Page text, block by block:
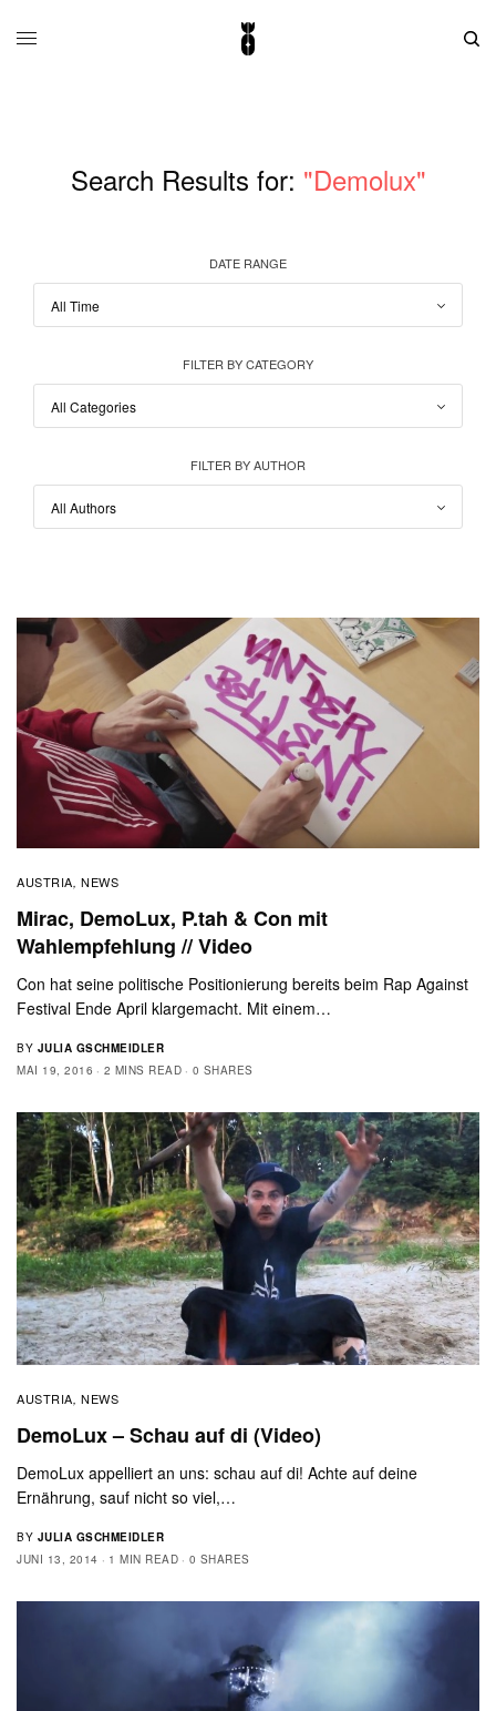
Search Results for: "Demolux"
DATE RANGE
FILTER BY CATEGORY
FILTER BY AUTHOR
AUSTRIA, NEWS
Mirac, DemoLux, P.tah & Con mit
Wahlempfehlung // Video
Con hat seine politische Positionierung bereits beim Rap Against
Festival Ende April klargemacht. Mit einem…
BY JULIA GSCHMEIDLER
MAI 19, 2016
2 MINS READ 0 SHARES
AUSTRIA, NEWS
DemoLux – Schau auf di (Video)
DemoLux appelliert an uns: schau auf di! Achte auf deine
Ernährung, sauf nicht so viel,…
BY JULIA GSCHMEIDLER
JUNI 13, 2014
1 MIN READ 0 SHARES